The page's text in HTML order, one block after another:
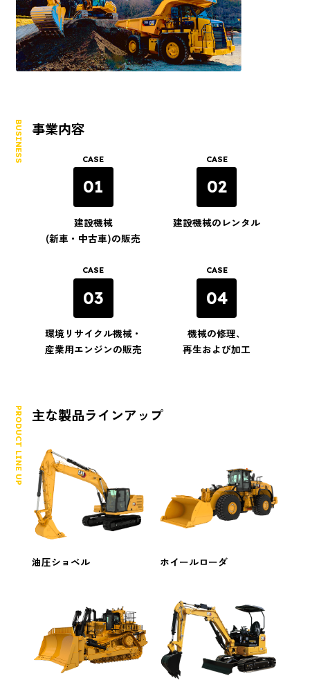
HOME
Introduction
BUSINESS 事業内容
CASE
01
建設機械
(新車・中古車)の販売
CASE
02
建設機械のレンタル
CASE
03
環境リサイクル機械・
産業用エンジンの販売
CASE
04
機械の修理、
再生および加工
PRODUCT LINE UP 主な製品ラインアップ
油圧ショベル ホイールローダ